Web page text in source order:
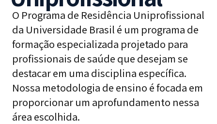
O Programa de Residência Uniprofissional
da Universidade Brasil é um programa de
formação especializada projetado para
profissionais de saúde que desejam se
destacar em uma disciplina específica.
Nossa metodologia de ensino é focada em
proporcionar um aprofundamento nessa
área escolhida.